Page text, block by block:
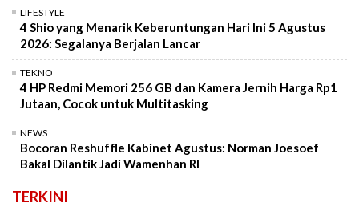
LIFESTYLE
4 Shio yang Menarik Keberuntungan Hari Ini 5 Agustus
2026: Segalanya Berjalan Lancar
TEKNO
4 HP Redmi Memori 256 GB dan Kamera Jernih Harga Rp1
Jutaan, Cocok untuk Multitasking
NEWS
Bocoran Reshuffle Kabinet Agustus: Norman Joesoef
Bakal Dilantik Jadi Wamenhan RI
TERKINI